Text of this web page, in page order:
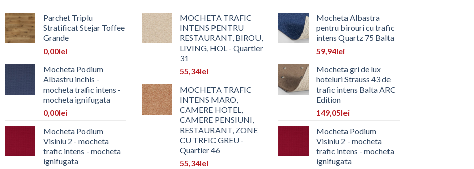
Parchet Triplu
Stratificat Stejar Toffee
Grande
0,00lei
Mocheta Podium
Albastru inchis -
mocheta trafic intens -
mocheta ignifugata
0,00lei
Mocheta Podium
Visiniu 2 - mocheta
trafic intens - mocheta
ignifugata
MOCHETA TRAFIC
INTENS PENTRU
RESTAURANT, BIROU,
LIVING, HOL - Quartier
31
55,34lei
MOCHETA TRAFIC
INTENS MARO,
CAMERE HOTEL,
CAMERE PENSIUNI,
RESTAURANT, ZONE
CU TRFIC GREU -
Quartier 46
55,34lei
Mocheta Albastra
pentru birouri cu trafic
intens Quartz 75 Balta
59,94lei
Mocheta gri de lux
hoteluri Strauss 43 de
trafic intens Balta ARC
Edition
149,05lei
Mocheta Podium
Visiniu 2 - mocheta
trafic intens - mocheta
ignifugata